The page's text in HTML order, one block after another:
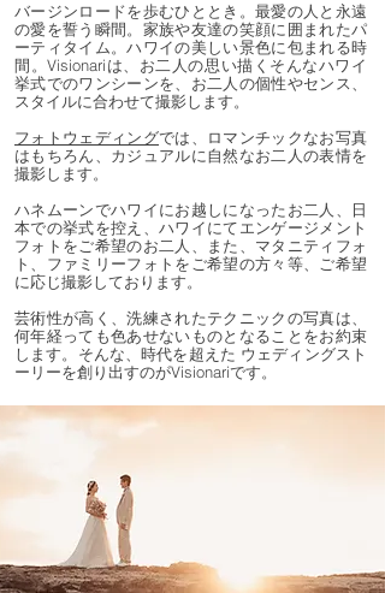
バージンロードを歩むひととき。最愛の人と永遠
の愛を誓う瞬間。家族や友達の笑顔に囲まれたパ
ーティタイム。ハワイの美しい景色に包まれる時
間。Visionariは、お二人の思い描くそんなハワイ
挙式でのワンシーンを、お二人の個性やセンス、
スタイルに合わせて撮影します。
フォトウェディングでは、ロマンチックなお写真
はもちろん、カジュアルに自然なお二人の表情を
撮影します。
ハネムーンでハワイにお越しになったお二人、日
本での挙式を控え、ハワイにてエンゲージメント
フォトをご希望のお二人、また、マタニティフォ
ト、ファミリーフォトをご希望の方々等、ご希望
に応じ撮影しております。
芸術性が高く、洗練されたテクニックの写真は、
何年経っても色あせないものとなることをお約束
します。そんな、時代を超えた ウェディングスト
ーリーを創り出すのがVisionariです。